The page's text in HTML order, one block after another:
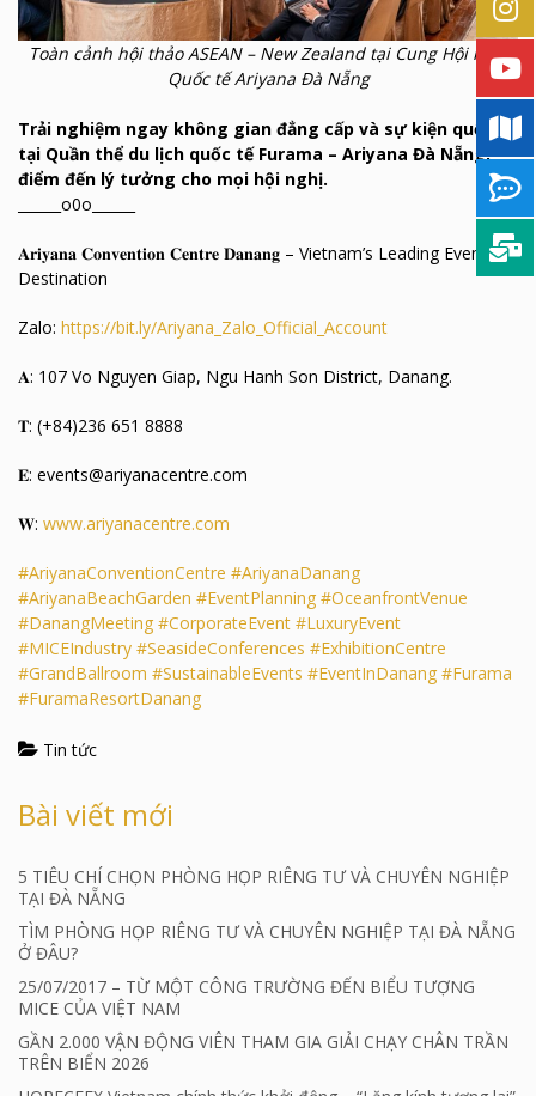
Toàn cảnh hội thảo ASEAN – New Zealand tại Cung Hội nghị
Quốc tế Ariyana Đà Nẵng
Trải nghiệm ngay không gian đẳng cấp và sự kiện quốc tế
tại Quần thể du lịch quốc tế Furama – Ariyana Đà Nẵng,
điểm đến lý tưởng cho mọi hội nghị.
______o0o______
𝐀𝐫𝐢𝐲𝐚𝐧𝐚 𝐂𝐨𝐧𝐯𝐞𝐧𝐭𝐢𝐨𝐧 𝐂𝐞𝐧𝐭𝐫𝐞 𝐃𝐚𝐧𝐚𝐧𝐠 – Vietnam’s Leading Events
Destination
Zalo: https://bit.ly/Ariyana_Zalo_Official_Account
𝐀: 107 Vo Nguyen Giap, Ngu Hanh Son District, Danang.
𝐓: (+84)236 651 8888
𝐄: events@ariyanacentre.com
𝐖: www.ariyanacentre.com
#AriyanaConventionCentre #AriyanaDanang
#AriyanaBeachGarden #EventPlanning #OceanfrontVenue
#DanangMeeting #CorporateEvent #LuxuryEvent
#MICEIndustry #SeasideConferences #ExhibitionCentre
#GrandBallroom #SustainableEvents #EventInDanang #Furama
#FuramaResortDanang
Tin tức
Bài viết mới
5 TIÊU CHÍ CHỌN PHÒNG HỌP RIÊNG TƯ VÀ CHUYÊN NGHIỆP
TẠI ĐÀ NẴNG
TÌM PHÒNG HỌP RIÊNG TƯ VÀ CHUYÊN NGHIỆP TẠI ĐÀ NẴNG
Ở ĐÂU?
25/07/2017 – TỪ MỘT CÔNG TRƯỜNG ĐẾN BIỂU TƯỢNG
MICE CỦA VIỆT NAM
GẦN 2.000 VẬN ĐỘNG VIÊN THAM GIA GIẢI CHẠY CHÂN TRẦN
TRÊN BIỂN 2026